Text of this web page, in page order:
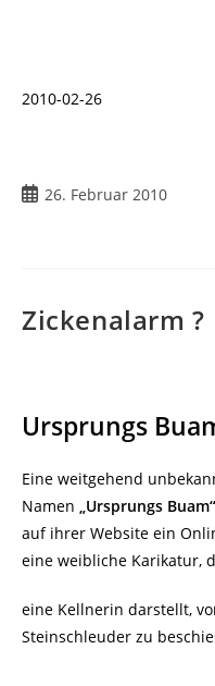
2010-02-26
Beitrag
26. Februar 2010
Zickenalarm ?
Ursprungs
Eine weitgehend
Namen „Ursprungs
auf ihrer Website ein
eine weibliche Karikatur,
eine Kellnerin darstellt,
Steinschleuder zu